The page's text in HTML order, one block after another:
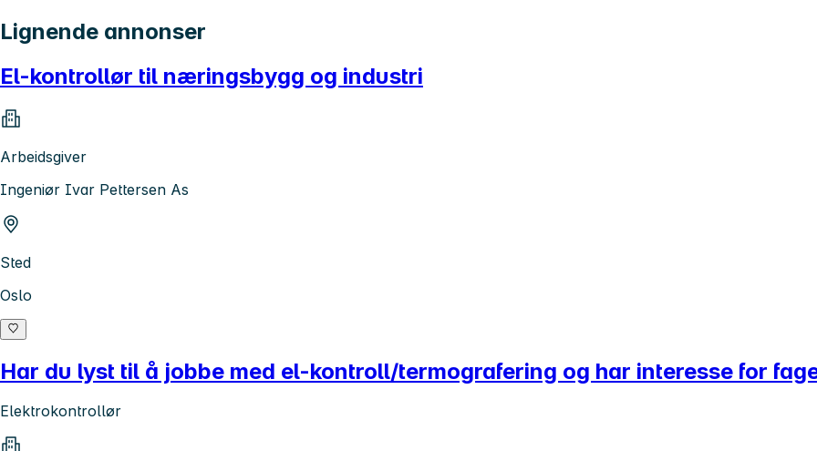
Lignende annonser
El-kontrollør til næringsbygg og industri
Arbeidsgiver
Ingeniør Ivar Pettersen As
Sted
Oslo
Har du lyst til å jobbe med el-kontroll/termografering og har interesse for
Elektrokontrollør